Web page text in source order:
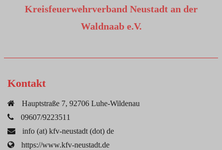
Kreisfeuerwehrverband Neustadt an der
Waldnaab e.V.
Kontakt
Hauptstraße 7, 92706 Luhe-Wildenau
09607/9223511
info (at) kfv-neustadt (dot) de
https://www.kfv-neustadt.de